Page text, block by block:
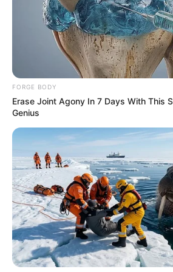
El público atendió el llamado para
FORGE BODY
Erase Joint Agony In 7 Days With This
Genius